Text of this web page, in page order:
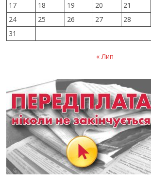
17
18 19 20 21
24
25 26 27 28
31
« Лип